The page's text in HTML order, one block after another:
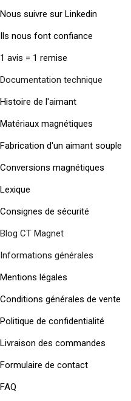
Nous suivre sur Linkedin
Ils nous font confiance
1 avis = 1 remise
Documentation technique
Histoire de l'aimant
Matériaux magnétiques
Fabrication d'un aimant souple
Conversions magnétiques
Lexique
Consignes de sécurité
Blog CT Magnet
Informations générales
Mentions légales
Conditions générales de vente
Politique de confidentialité
Livraison des commandes
Formulaire de contact
FAQ